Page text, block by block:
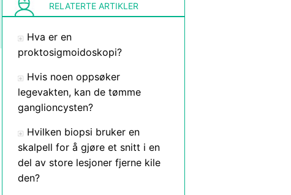
RELATERTE ARTIKLER
Hva er en
proktosigmoidoskopi?
Hvis noen oppsøker
legevakten, kan de tømme
ganglioncysten?
Hvilken biopsi bruker en
skalpell for å gjøre et snitt i en
del av store lesjoner fjerne kile
den?